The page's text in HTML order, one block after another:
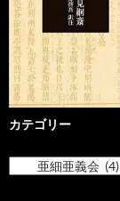
カテゴリー
テ